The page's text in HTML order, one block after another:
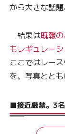
から大きな話題
結果は既報
もレギュレー
ここではレー
を、写真ととも
■接近厳禁。3